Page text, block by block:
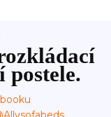
postele.